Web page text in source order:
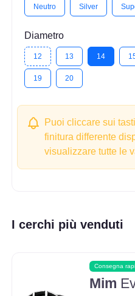
Neutro Silver
Diametro
12 13 14
19 20
Puoi cliccare sui
finitura differente
visualizzare tutte le
I cerchi più venduti
Consegna
Mim